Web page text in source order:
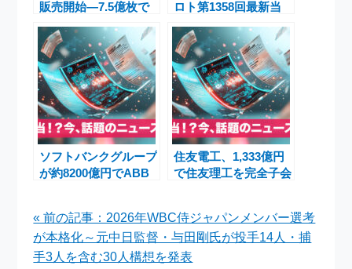
販売開始―7.5億枚で
ャラデザイン充実：福
岡・長崎・札幌も盛況
ロト第1358回最新当
一覧
ソフトバンクグループ
が約8200億円でABB
「フィジカルAI」戦略
住友電工、1,333億円
で住友理工を完全子会
後の展開
« 前の記事：2026年WBC侍ジャパンメンバー選考
が本格化～元中日監督・与田剛氏が投手14人・捕
手3人を含む30人構想を発表